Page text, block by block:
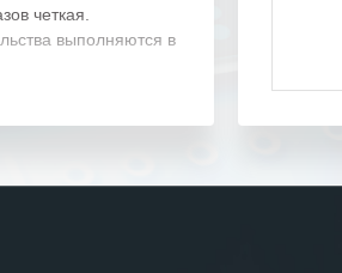
четкая.
выполняются в